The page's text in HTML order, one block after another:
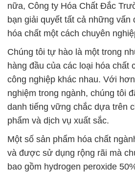
nữa, Công ty Hóa Chất Đắc
bạn giải quyết tất cả những vấn
hóa chất một cách chuyên
Chúng tôi tự hào là một trong
hàng đầu của các loại hóa chất
công nghiệp khác nhau. Với
nghiệm trong ngành, chúng tôi
danh tiếng vững chắc dựa trên
phẩm và dịch vụ xuất sắc.
Một số sản phẩm hóa chất
và được sử dụng rộng rãi mà
bao gồm hydrogen peroxide